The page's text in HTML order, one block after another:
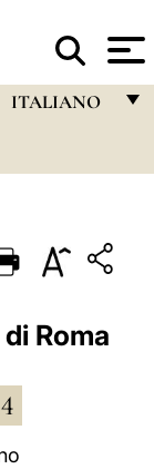
ITALIANO
PORTUGUÊS
ESPAÑOL
POLSKI
العربيّة
Roma